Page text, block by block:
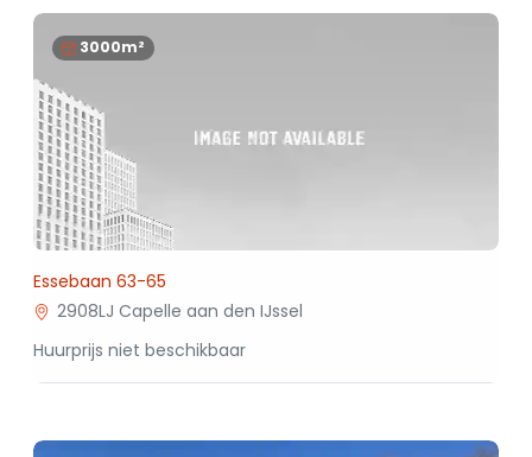
3000m²
Essebaan 63-65
2908LJ Capelle aan den IJssel
Huurprijs niet beschikbaar